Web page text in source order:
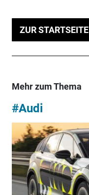
ZUR STARTSEITE
Mehr zum Thema
#Audi